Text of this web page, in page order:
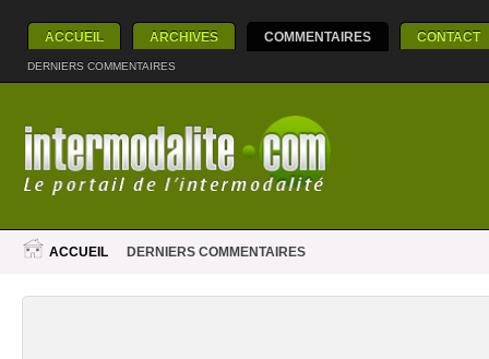
ACCUEIL ARCHIVES COMMENTAIRES CONTACT
DERNIERS COMMENTAIRES
ACCUEIL DERNIERS COMMENTAIRES